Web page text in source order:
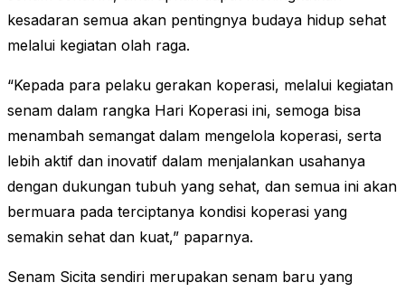
kesadaran semua akan pentingnya budaya hidup sehat
melalui kegiatan olah raga.
“Kepada para pelaku gerakan koperasi, melalui kegiatan
senam dalam rangka Hari Koperasi ini, semoga bisa
menambah semangat dalam mengelola koperasi, serta
lebih aktif dan inovatif dalam menjalankan usahanya
dengan dukungan tubuh yang sehat, dan semua ini akan
bermuara pada terciptanya kondisi koperasi yang
semakin sehat dan kuat,” paparnya.
Senam Sicita sendiri merupakan senam baru yang